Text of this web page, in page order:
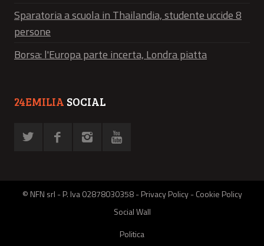
Sparatoria a scuola in Thailandia, studente uccide 8
persone
Borsa: l'Europa parte incerta, Londra piatta
24EMILIA SOCIAL
© NFN srl - P. Iva 02878030358 -Privacy Policy-Cookie Policy
Social Wall
Politica